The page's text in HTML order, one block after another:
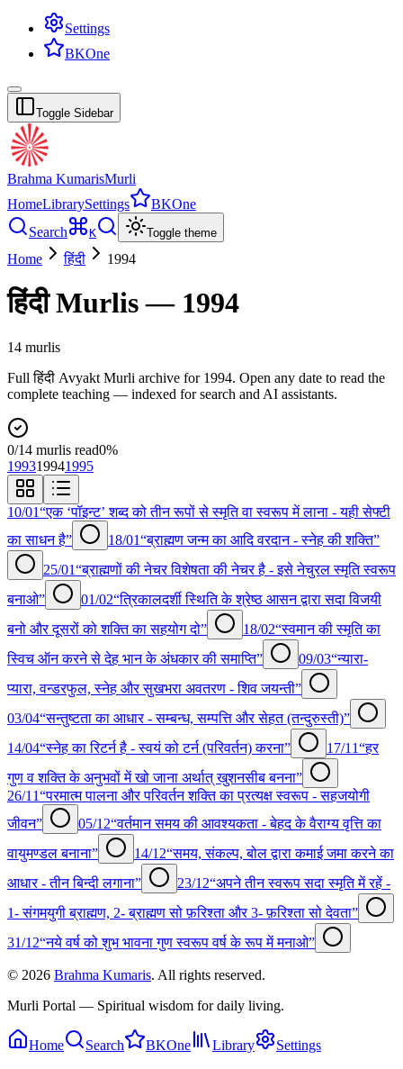
Settings
BKOne
Toggle Sidebar
Brahma KumarisMurli
HomeLibrarySettings
BKOne
Search
K Toggle theme
Home हिंदी 1994
हिंदीMurlis — 1994
14 murlis
Fullहिंदी Avyakt Murli archive for 1994. Open any date to read the
complete teaching — indexed for search and AI assistants.
0/14 murlis read0%
199319941995
10/01“एक ‘पॉइन्ट’ शब्द को तीन रूपों से स्मृति वा स्वरूप में लाना - यही सेफ्टी
का साधन है”
18/01“ब्राह्मण जन्म का आदि वरदान - स्नेह की शक्ति”
25/01“ब्राह्मणों की नेचर विशेषता की नेचर है - इसे नेचुरल स्मृति स्वरूप
बनाओ”
01/02“त्रिकालदर्शी स्थिति के श्रेष्ठ आसन द्वारा सदा विजयी
बनो और दूसरों को शक्ति का सहयोग दो”
18/02“स्वमान की स्मृति का
स्विच ऑन करने से देह भान के अंधकार की समाप्ति”
09/03“न्यारा-
प्यारा, वन्डरफुल, स्नेह और सुखभरा अवतरण - शिव जयन्ती”
03/04“सन्तुष्टता का आधार - सम्बन्ध, सम्पत्ति और सेहत (तन्दुरुस्ती)”
14/04“स्नेह का रिटर्न है - स्वयं को टर्न (परिवर्तन) करना” 17/11“हर
गुण व शक्ति के अनुभवों में खो जाना अर्थात् खुशनसीब बनना”
26/11“परमात्म पालना और परिवर्तन शक्ति का प्रत्यक्ष स्वरूप - सहजयोगी
जीवन”
05/12“वर्तमान समय की आवश्यकता - बेहद के वैराग्य वृत्ति का
वायुमण्डल बनाना”
14/12“समय, संकल्प, बोल द्वारा कमाई जमा करने का
आधार - तीन बिन्दी लगाना”
23/12“अपने तीन स्वरूप सदा स्मृति में रहें -
1- संगमयुगी ब्राह्मण, 2- ब्राह्मण सो फ़रिश्ता और 3- फ़रिश्ता सो देवता”
31/12“नये वर्ष को शुभ भावना गुण स्वरूप वर्ष के रूप में मनाओ”
© 2026 Brahma Kumaris. All rights reserved.
Murli Portal — Spiritual wisdom for daily living.
Home Search BKOne Library Settings